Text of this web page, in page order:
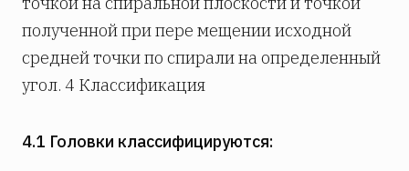
полученной при пере­ мещении исходной
средней точки по спирали на определенный
угол. 4 Классификация
4.1 Головки классифицируются: